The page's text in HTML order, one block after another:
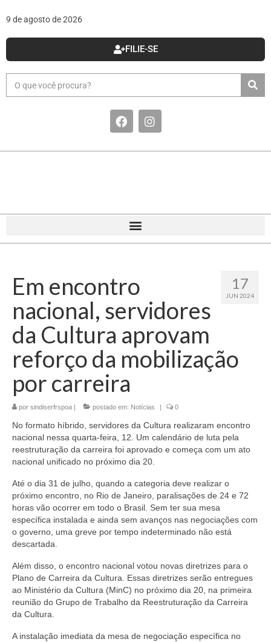
9 de agosto de 2026
FILIE-SE
17
JUN 2024
Em encontro
nacional, servidores
da Cultura aprovam
reforço da mobilização
por carreira
por sindiserfrspoa | postado em: Notícias | 0
No formato híbrido, servidores da Cultura realizaram encontro
nacional nessa quarta-feira, 12. Um calendário de luta pela
reestruturação da carreira foi aprovado e começa com um ato
nacional unificado no próximo dia 20.
Até o dia 31 de julho, quando a categoria deve realizar o
próximo encontro, no Rio de Janeiro, paralisações de 24 e 72
horas vão ocorrer em todo o Brasil. Sem ter sua mesa
específica instalada e ainda sem avanços nas negociações com
o governo, uma greve por tempo indeterminado não está
descartada.
Além disso, o encontro nacional votou novas diretrizes para o
Plano de Carreira da Cultura. Essas diretrizes serão entregues
ao Ministério da Cultura (MinC) no próximo dia 20, na primeira
reunião do Grupo de Trabalho da Reestruturação da Carreira
da Cultura.
A instalação imediata da mesa de negociação específica no